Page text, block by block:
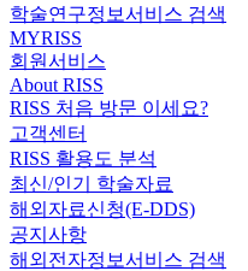
학술연구정보서비스 검색
MYRISS
회원서비스
About RISS
RISS 처음 방문 이세요?
고객센터
RISS 활용도 분석
최신/인기 학술자료
해외자료신청(E-DDS)
공지사항
해외전자정보서비스 검색